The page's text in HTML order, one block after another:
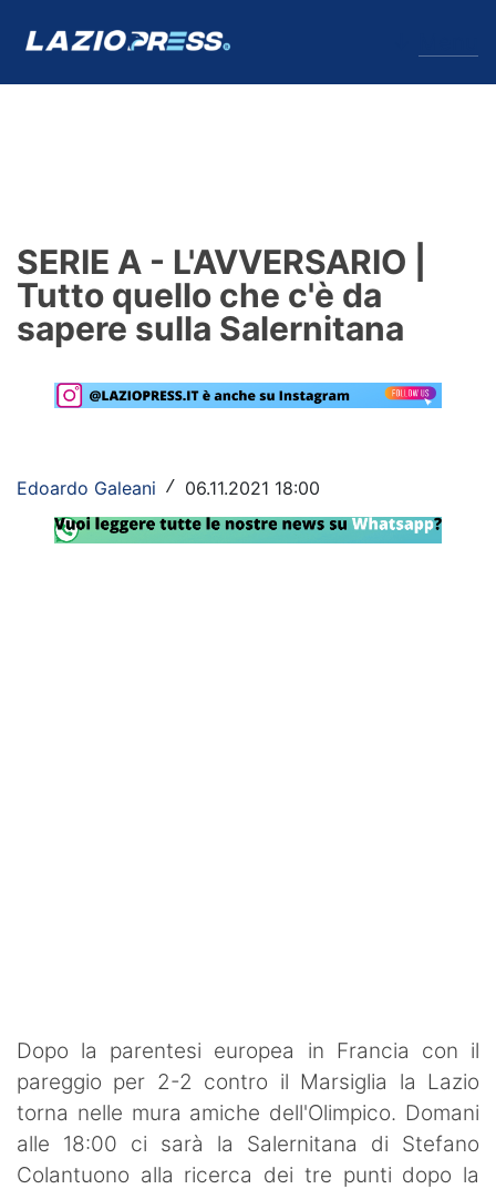
Formello
Infortuni
Primavera
Lazio Women
Rassegna Lazio
Contatti
SERIE A - L'AVVERSARIO |
Tutto quello che c'è da
sapere sulla Salernitana
Edoardo Galeani / 06.11.2021 18:00
Dopo la parentesi europea in Francia con il
pareggio per 2-2 contro il Marsiglia la Lazio
torna nelle mura amiche dell'Olimpico. Domani
alle 18:00 ci sarà la Salernitana di Stefano
Colantuono alla ricerca dei tre punti dopo la